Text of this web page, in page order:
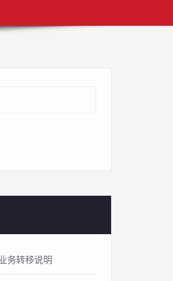
务转移说明